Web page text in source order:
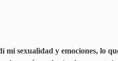
mi sexualidad y emociones, lo